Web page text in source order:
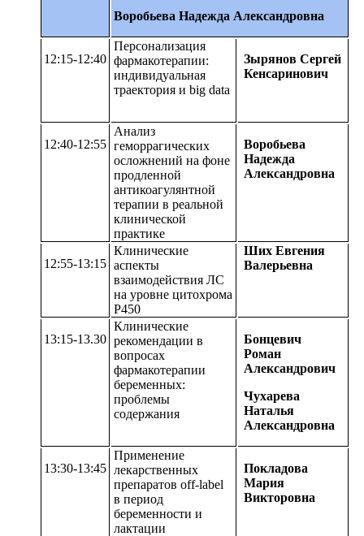
Воробьева Надежда Александровна
12:15-12:40
Персонализация
фармакотерапии:
индивидуальная
траектория и big data
Зырянов Сергей
Кенсаринович
12:40-12:55
Анализ
геморрагических
осложнений на фоне
продленной
антикоагулянтной
терапии в реальной
клинической
практике
Воробьева
Надежда
Александровна
12:55-13:15
Клинические
аспекты
взаимодействия ЛС
на уровне цитохрома
Р450
Ших Евгения
Валерьевна
13:15-13.30
Клинические
рекомендации в
вопросах
фармакотерапии
беременных:
проблемы
содержания
Бонцевич
Роман
Александрович
Чухарева
Наталья
Александровна
13:30-13:45
Применение
лекарственных
препаратов off-label
в период
беременности и
лактации
Покладова
Мария
Викторовна